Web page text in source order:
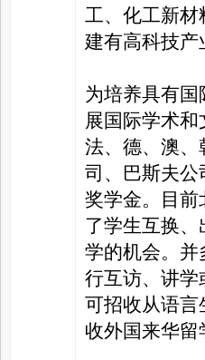
工、化工新材
建有高科技产
为培养具有
展国际学术
法、德、澳、
司、巴斯夫公
奖学金。目前
了学生互换
学的机会。并
行互访、讲学
可招收从语言
收外国来华